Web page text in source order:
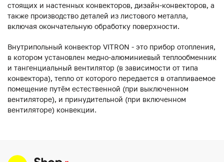
стоящих и настенных конвекторов, дизайн-конвекторов, а
также производство деталей из листового металла,
включая окончательную обработку поверхности.
Внутрипольный конвектор VITRON - это прибор отопления,
в котором установлен медно-алюминиевый теплообменник
и тангенциальный вентилятор (в зависимости от типа
конвектора), тепло от которого передается в отапливаемое
помещение путём естественной (при выключенном
вентиляторе), и принудительной (при включенном
вентиляторе) конвекции.